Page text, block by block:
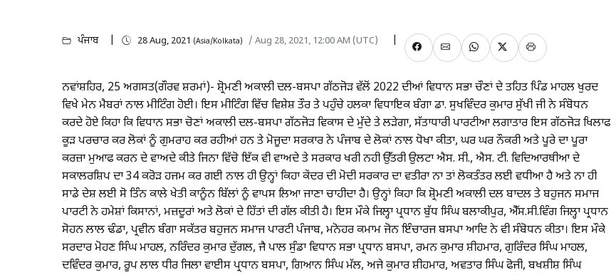
ਪੰਜਾਬ 28 Aug, 2021 (Asia/Kolkata) / Aug 28, 2021, 12:00 AM (UTC)
ਨਵਾਂਸ਼ਹਿਰ, 25 ਅਗਸਤ(ਗੌਰਵ ਸ਼ਰਮਾਂ)- ਸ਼੍ਰੋਮਣੀ ਅਕਾਲੀ ਦਲ-ਬਸਪਾ ਗੱਠਜੋੜ ਵੱਲੋਂ 2022 ਦੀਆਂ ਵਿਧਾਨ ਸਭਾ ਚੌਣਾਂ ਦੇ ਤਹਿਤ ਪਿੰਡ ਮਾਹਲ ਖੁਰਦ
ਵਿਖੇ ਮੇਨ ਮੈਬਰਾਂ ਨਾਲ ਮੀਟਿੰਗ ਹੋਈ। ਇਸ ਮੀਟਿੰਗ ਵਿੱਚ ਵਿਸ਼ੇਸ਼ ਤੌਰ ਤੇ ਪਹੁੰਚੇ ਹਲਕਾ ਵਿਧਾਇਕ ਬੰਗਾ ਡਾ. ਸੁਖਵਿੰਦਰ ਕੁਮਾਰ ਸੁੱਖੀ ਜੀ ਨੇ ਸੰਬੋਧਨ
ਕਰਦੇ ਹੋਏ ਕਿਹਾ ਕਿ ਵਿਧਾਨ ਸਭਾ ਚੋਣਾਂ ਅਕਾਲੀ ਦਲ-ਬਸਪਾ ਗੱਠਜੋੜ ਵਿਕਾਸ ਦੇ ਮੁੱਦੇ ਤੇ ਲੜੇਗਾ, ਸੱਤਾਧਾਰੀ ਪਾਰਟੀਆ ਲਗਾਤਾਰ ਇਸ ਗੱਠਜੋੜ ਖਿਲਾਫ
ਕੂੜ ਪਰਚਾਰ ਕਰ ਲੋਕਾਂ ਨੂੰ ਗੁਮਰਾਹ ਕਰ ਰਹੀਆਂ ਹਨ ਤੇ ਮੋਜੂਦਾ ਸਰਕਾਰ ਨੇ ਪੰਜਾਬ ਦੇ ਲੋਕਾਂ ਨਾਲ ਧੋਖਾ ਕੀਤਾ, ਘਰ ਘਰ ਨੌਕਰੀ ਅਤੇ ਪੂਰੇ ਦਾ ਪੂਰਾ
ਕਰਜ਼ਾ ਮੁਆਫ ਕਰਨ ਦੇ ਵਾਅਦੇ ਕੀਤੇ ਜਿਨਾ ਵਿੱਚੋ ਇੱਕ ਵੀ ਵਾਅਦੇ ਤੇ ਸਰਕਾਰ ਖਰੀ ਨਹੀ ਉੱਤਰੀ ਉਲਟਾ ਐਸ. ਸੀ., ਐਸ. ਟੀ. ਵਿਦਿਆਰਥੀਆ ਦੇ
ਸਕਾਲਰਸ਼ਿਪ ਦਾ 34 ਕਰੋੜ ਹਜਮ ਕਰ ਗਈ ਨਾਲ ਹੀ ਉਨ੍ਹਾਂ ਕਿਹਾ ਕੇਂਦਰ ਦੀ ਮੋਦੀ ਸਰਕਾਰ ਦਾ ਵਤੀਰਾ ਨਾ ਤਾਂ ਲੋਕਤੰਤਰ ਲਈ ਵਧੀਆ ਹੈ ਅਤੇ ਨਾ ਹੀ
ਸਾਡੇ ਦੇਸ਼ ਲਈ ਸੋ ਤਿੰਨ ਕਾਲੇ ਖੇਤੀ ਕਾਨੂੰਨ ਬਿੱਲਾਂ ਨੂੰ ਵਾਪਸ ਲਿਆ ਜਾਣਾ ਚਾਹੀਦਾ ਹੈ। ਉਨ੍ਹਾਂ ਕਿਹਾ ਕਿ ਸ਼੍ਰੋਮਣੀ ਅਕਾਲੀ ਦਲ ਬਾਦਲ ਤੇ ਬਹੁਜਨ ਸਮਾਜ
ਪਾਰਟੀ ਨੇ ਹਮੇਸ਼ਾਂ ਕਿਸਾਨਾਂ, ਮਜ਼ਦੂਰਾਂ ਅਤੇ ਲੋਕਾਂ ਦੇ ਹਿੱਤਾਂ ਦੀ ਗੱਲ ਕੀਤੀ ਹੈ। ਇਸ ਮੌਕੇ ਜਿਲ੍ਹਾ ਪ੍ਰਧਾਨ ਬੁੱਧ ਸਿੰਘ ਬਲਾਕੀਪੁਰ, ਐੱਸ.ਸੀ.ਵਿੰਗ ਜਿਲ੍ਹਾ ਪ੍ਰਧਾਨ
ਸੋਹਨ ਲਾਲ ਢੰਡਾ, ਪ੍ਰਵੀਨ ਬੰਗਾ ਸਕੱਤਰ ਬਹੁਜਨ ਸਮਾਜ ਪਾਰਟੀ ਪੰਜਾਬ, ਮਨੋਹਰ ਕਮਾਮ ਜੋਨ ਇੰਚਾਰਜ ਬਸਪਾ ਆਦਿ ਨੇ ਵੀ ਸੰਬੋਧਨ ਕੀਤਾ। ਇਸ ਮੌਕੇ
ਸਰਦਾਰ ਮੋਹਣ ਸਿੰਘ ਮਾਹਲ, ਨਰਿੰਦਰ ਕੁਮਾਰ ਦੁੱਗਲ, ਜੈ ਪਾਲ ਸੁੰਡਾ ਵਿਧਾਨ ਸਭਾ ਪ੍ਰਧਾਨ ਬਸਪਾ, ਰਮਨ ਕੁਮਾਰ ਸ਼ੀਹਮਾਰ, ਗੁਰਿੰਦਰ ਸਿੰਘ ਮਾਹਲ,
ਦਵਿੰਦਰ ਕੁਮਾਰ, ਰੂਪ ਲਾਲ ਧੀਰ ਜਿਲਾ ਵਾਈਸ ਪ੍ਰਧਾਨ ਬਸਪਾ, ਗਿਆਨ ਸਿੰਘ ਮੱਲ, ਅਜੇ ਕੁਮਾਰ ਸ਼ੀਹਮਾਰ, ਅਵਤਾਰ ਸਿੰਘ ਫੋਜੀ, ਬਖਸ਼ੀਸ਼ ਸਿੰਘ